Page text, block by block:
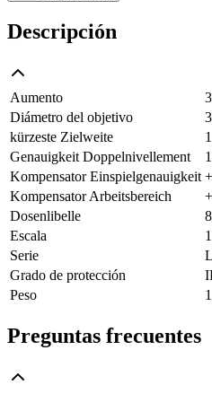
Descripción
Aumento
Diámetro del objetivo
kürzeste Zielweite
Genauigkeit Doppelnivellement
Kompensator Einspielgenauigkeit
Kompensator Arbeitsbereich
Dosenlibelle
Escala
Serie
Grado de protección
Peso
Preguntas frecuentes